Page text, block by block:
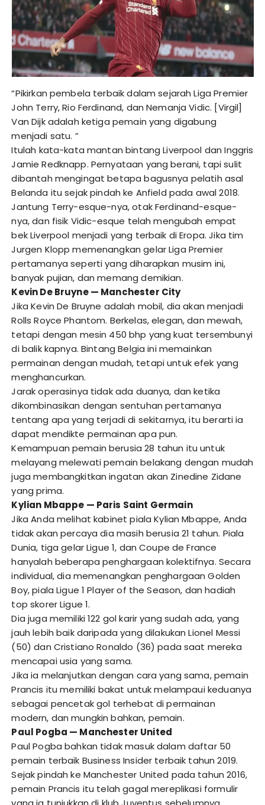
“Pikirkan pembela terbaik dalam sejarah Liga Premier
John Terry, Rio Ferdinand, dan Nemanja Vidic. [Virgil]
Van Dijk adalah ketiga pemain yang digabung
menjadi satu. ”
Itulah kata-kata mantan bintang Liverpool dan Inggris
Jamie Redknapp. Pernyataan yang berani, tapi sulit
dibantah mengingat betapa bagusnya pelatih asal
Belanda itu sejak pindah ke Anfield pada awal 2018.
Jantung Terry-esque-nya, otak Ferdinand-esque-
nya, dan fisik Vidic-esque telah mengubah empat
bek Liverpool menjadi yang terbaik di Eropa. Jika tim
Jurgen Klopp memenangkan gelar Liga Premier
pertamanya seperti yang diharapkan musim ini,
banyak pujian, dan memang demikian.
Kevin De Bruyne — Manchester City
Jika Kevin De Bruyne adalah mobil, dia akan menjadi
Rolls Royce Phantom. Berkelas, elegan, dan mewah,
tetapi dengan mesin 450 bhp yang kuat tersembunyi
di balik kapnya. Bintang Belgia ini memainkan
permainan dengan mudah, tetapi untuk efek yang
menghancurkan.
Jarak operasinya tidak ada duanya, dan ketika
dikombinasikan dengan sentuhan pertamanya
tentang apa yang terjadi di sekitarnya, itu berarti ia
dapat mendikte permainan apa pun.
Kemampuan pemain berusia 28 tahun itu untuk
melayang melewati pemain belakang dengan mudah
juga membangkitkan ingatan akan Zinedine Zidane
yang prima.
Kylian Mbappe — Paris Saint Germain
Jika Anda melihat kabinet piala Kylian Mbappe, Anda
tidak akan percaya dia masih berusia 21 tahun. Piala
Dunia, tiga gelar Ligue 1, dan Coupe de France
hanyalah beberapa penghargaan kolektifnya. Secara
individual, dia memenangkan penghargaan Golden
Boy, piala Ligue 1 Player of the Season, dan hadiah
top skorer Ligue 1.
Dia juga memiliki 122 gol karir yang sudah ada, yang
jauh lebih baik daripada yang dilakukan Lionel Messi
(50) dan Cristiano Ronaldo (36) pada saat mereka
mencapai usia yang sama.
Jika ia melanjutkan dengan cara yang sama, pemain
Prancis itu memiliki bakat untuk melampaui keduanya
sebagai pencetak gol terhebat di permainan
modern, dan mungkin bahkan, pemain.
Paul Pogba — Manchester United
Paul Pogba bahkan tidak masuk dalam daftar 50
pemain terbaik Business Insider terbaik tahun 2019.
Sejak pindah ke Manchester United pada tahun 2016,
pemain Prancis itu telah gagal mereplikasi formulir